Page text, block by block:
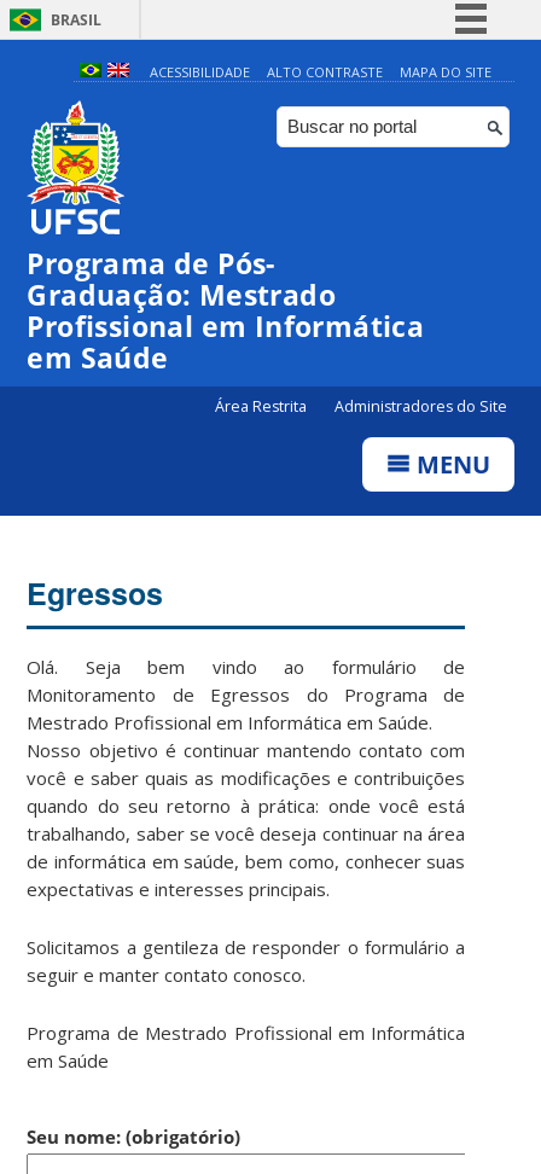
BRASIL
Simplifique!
Comunica BR
Participe
ACESSIBILIDADE ALTO CONTRASTE MAPA DO SITE
Programa de Pós-
Graduação: Mestrado
Profissional em Informática
em Saúde
Área Restrita Administradores do Site
MENU
Egressos
Olá. Seja bem vindo ao formulário de
Monitoramento de Egressos do Programa de
Mestrado Profissional em Informática em Saúde.
Nosso objetivo é continuar mantendo contato com
você e saber quais as modificações e contribuições
quando do seu retorno à prática: onde você está
trabalhando, saber se você deseja continuar na área
de informática em saúde, bem como, conhecer suas
expectativas e interesses principais.
Solicitamos a gentileza de responder o formulário a
seguir e manter contato conosco.
Programa de Mestrado Profissional em Informática
em Saúde
Seu nome: (obrigatório)